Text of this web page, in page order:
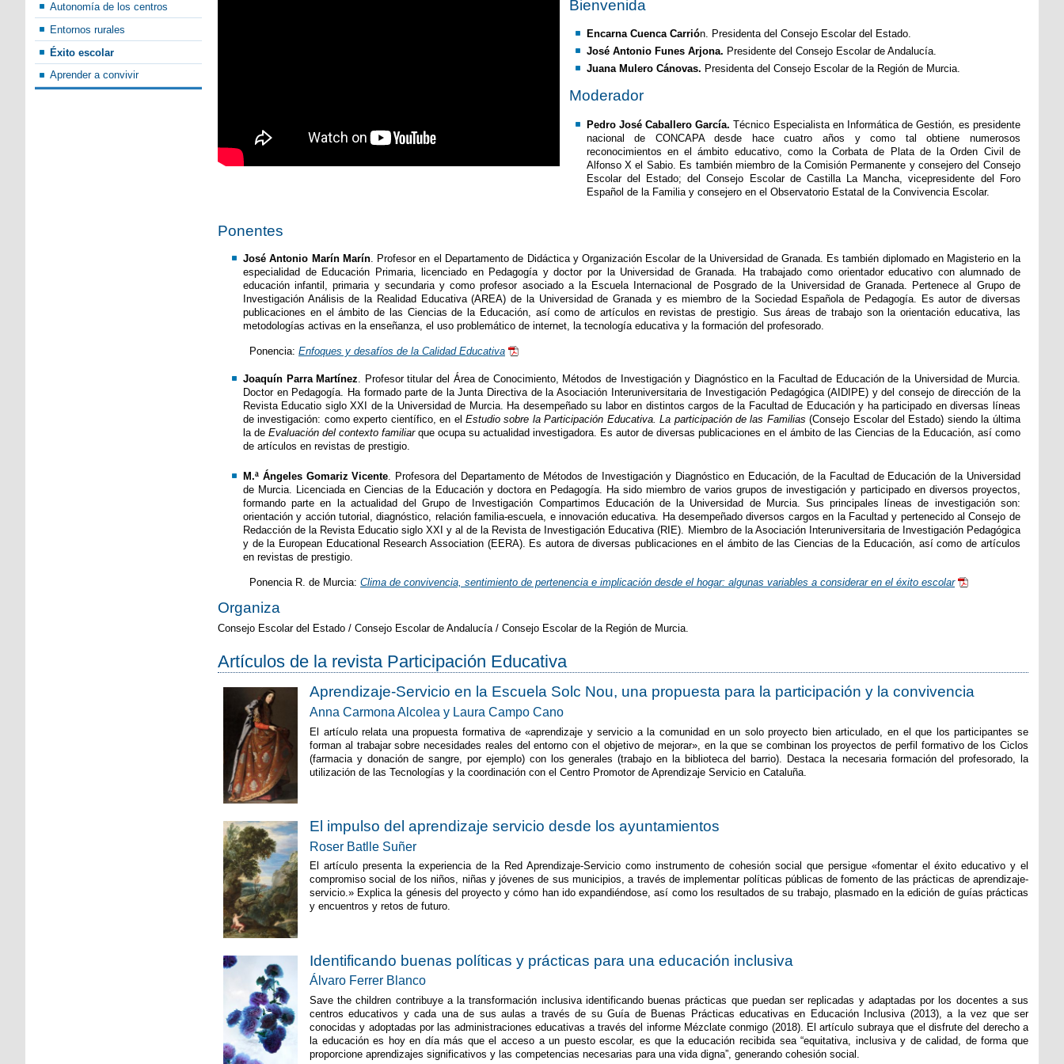
Autonomía de los centros
Entornos rurales
Éxito escolar
Aprender a convivir
Bienvenida
Encarna Cuenca Carrión. Presidenta del Consejo Escolar del Estado.
José Antonio Funes Arjona. Presidente del Consejo Escolar de Andalucía.
Juana Mulero Cánovas. Presidenta del Consejo Escolar de la Región de Murcia.
Moderador
Pedro José Caballero García.Técnico Especialista en Informática de Gestión, es presidente
nacional de CONCAPA desde hace cuatro años y como tal obtiene numerosos
reconocimientos en el ámbito educativo, como la Corbata de Plata de la Orden Civil de
Alfonso X el Sabio. Es también miembro de la Comisión Permanente y consejero del Consejo
Escolar del Estado; del Consejo Escolar de Castilla La Mancha, vicepresidente del Foro
Español de la Familia y consejero en el Observatorio Estatal de la Convivencia Escolar.
Ponentes
José Antonio Marín Marín. Profesor en el Departamento de Didáctica y Organización Escolar de la Universidad de Granada. Es también diplomado en Magisterio en la
especialidad de Educación Primaria, licenciado en Pedagogía y doctor por la Universidad de Granada. Ha trabajado como orientador educativo con alumnado de
educación infantil, primaria y secundaria y como profesor asociado a la Escuela Internacional de Posgrado de la Universidad de Granada. Pertenece al Grupo de
Investigación Análisis de la Realidad Educativa (AREA) de la Universidad de Granada y es miembro de la Sociedad Española de Pedagogía. Es autor de diversas
publicaciones en el ámbito de las Ciencias de la Educación, así como de artículos en revistas de prestigio. Sus áreas de trabajo son la orientación educativa, las
metodologías activas en la enseñanza, el uso problemático de internet, la tecnología educativa y la formación del profesorado.
Ponencia: Enfoques y desafíos de la Calidad Educativa
Joaquín Parra Martínez. Profesor titular del Área de Conocimiento, Métodos de Investigación y Diagnóstico en la Facultad de Educación de la Universidad de Murcia.
Doctor en Pedagogía. Ha formado parte de la Junta Directiva de la Asociación Interuniversitaria de Investigación Pedagógica (AIDIPE) y del consejo de dirección de la
Revista Educatio siglo XXI de la Universidad de Murcia. Ha desempeñado su labor en distintos cargos de la Facultad de Educación y ha participado en diversas líneas
de investigación: como experto científico, en el Estudio sobre la Participación Educativa. La participación de las Familias (Consejo Escolar del Estado) siendo la última
la de Evaluación del contexto familiarque ocupa su actualidad investigadora. Es autor de diversas publicaciones en el ámbito de las Ciencias de la Educación, así como
de artículos en revistas de prestigio.
M.ª Ángeles Gomariz Vicente . Profesora del Departamento de Métodos de Investigación y Diagnóstico en Educación, de la Facultad de Educación de la Universidad
de Murcia. Licenciada en Ciencias de la Educación y doctora en Pedagogía. Ha sido miembro de varios grupos de investigación y participado en diversos proyectos,
formando parte en la actualidad del Grupo de Investigación Compartimos Educación de la Universidad de Murcia. Sus principales líneas de investigación son:
orientación y acción tutorial, diagnóstico, relación familia-escuela, e innovación educativa. Ha desempeñado diversos cargos en la Facultad y pertenecido al Consejo de
Redacción de la Revista Educatio siglo XXI y al de la Revista de Investigación Educativa (RIE). Miembro de la Asociación Interuniversitaria de Investigación Pedagógica
y de la European Educational Research Association (EERA). Es autora de diversas publicaciones en el ámbito de las Ciencias de la Educación, así como de artículos
en revistas de prestigio.
Ponencia R. de Murcia: Clima de convivencia, sentimiento de pertenencia e implicación desde el hogar: algunas variables a considerar en el éxito escolar
Organiza
Consejo Escolar del Estado / Consejo Escolar de Andalucía / Consejo Escolar de la Región de Murcia.
Artículos de la revista Participación Educativa
Aprendizaje-Servicio en la Escuela Solc Nou, una propuesta para la participación y la convivencia
Anna Carmona Alcolea y Laura Campo Cano
El artículo relata una propuesta formativa de «aprendizaje y servicio a la comunidad en un solo proyecto bien articulado, en el que los participantes se
forman al trabajar sobre necesidades reales del entorno con el objetivo de mejorar», en la que se combinan los proyectos de perfil formativo de los Ciclos
(farmacia y donación de sangre, por ejemplo) con los generales (trabajo en la biblioteca del barrio). Destaca la necesaria formación del profesorado, la
utilización de las Tecnologías y la coordinación con el Centro Promotor de Aprendizaje Servicio en Cataluña.
El impulso del aprendizaje servicio desde los ayuntamientos
Roser Batlle Suñer
El artículo presenta la experiencia de la Red Aprendizaje-Servicio como instrumento de cohesión social que persigue «fomentar el éxito educativo y el
compromiso social de los niños, niñas y jóvenes de sus municipios, a través de implementar políticas públicas de fomento de las prácticas de aprendizaje-
servicio.» Explica la génesis del proyecto y cómo han ido expandiéndose, así como los resultados de su trabajo, plasmado en la edición de guías prácticas
y encuentros y retos de futuro.
Identificando buenas políticas y prácticas para una educación inclusiva
Álvaro Ferrer Blanco
Save the children contribuye a la transformación inclusiva identificando buenas prácticas que puedan ser replicadas y adaptadas por los docentes a sus
centros educativos y cada una de sus aulas a través de su Guía de Buenas Prácticas educativas en Educación Inclusiva (2013), a la vez que ser
conocidas y adoptadas por las administraciones educativas a través del informe Mézclate conmigo (2018). El artículo subraya que el disfrute del derecho a
la educación es hoy en día más que el acceso a un puesto escolar, es que la educación recibida sea “equitativa, inclusiva y de calidad, de forma que
proporcione aprendizajes significativos y las competencias necesarias para una vida digna”, generando cohesión social.